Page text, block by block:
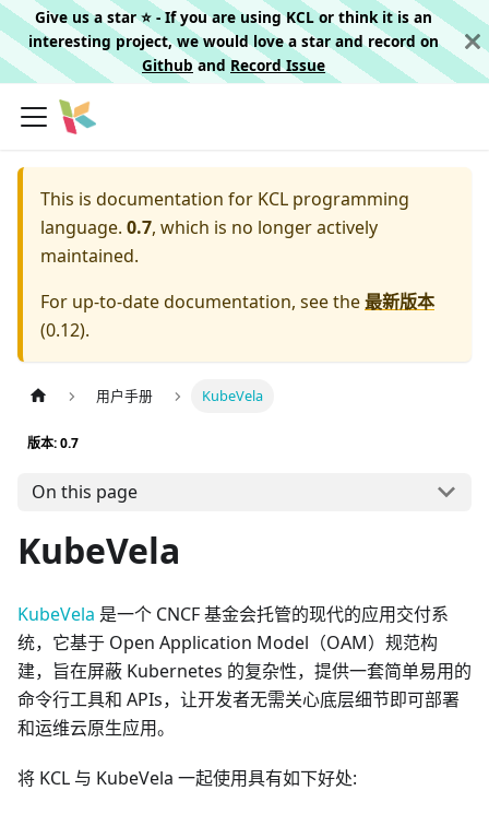
Give us a star ⭐️ - If you are using KCL or think it is an
interesting project, we would love a star and record on
Githuband Record Issue
This is documentation for KCL programming
language. 0.7, which is no longer actively
maintained.
For up-to-date documentation, see the最新版本
(0.12).
用户手册 KubeVela
版本: 0.7
On this page
KubeVela
KubeVela 是一个 CNCF 基金会托管的现代的应用交付系
统，它基于 Open Application Model（OAM）规范构
建，旨在屏蔽 Kubernetes 的复杂性，提供一套简单易用的
命令行工具和 APIs，让开发者无需关心底层细节即可部署
和运维云原生应用。
将 KCL 与 KubeVela 一起使用具有如下好处: